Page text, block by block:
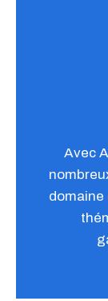
Avec
domaine